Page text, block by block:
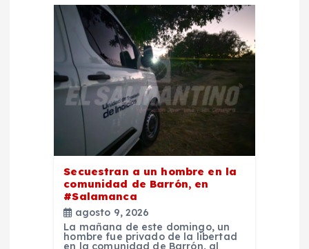
Secuestran a un hombre en la
comunidad de Barrón, en
#Salamanca
agosto 9, 2026
La mañana de este domingo, un
hombre fue privado de la libertad
en la comunidad de Barrón, al